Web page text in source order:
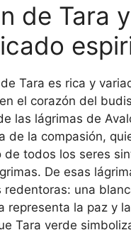
de Tara
Tara es rica y
el corazón del
las lágrimas de
de la compasión,
de todos los seres
De esas
redentoras: una
representa la paz y
Tara verde